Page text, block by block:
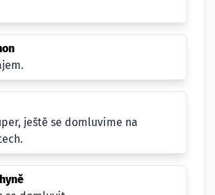
ještě se domluvime na